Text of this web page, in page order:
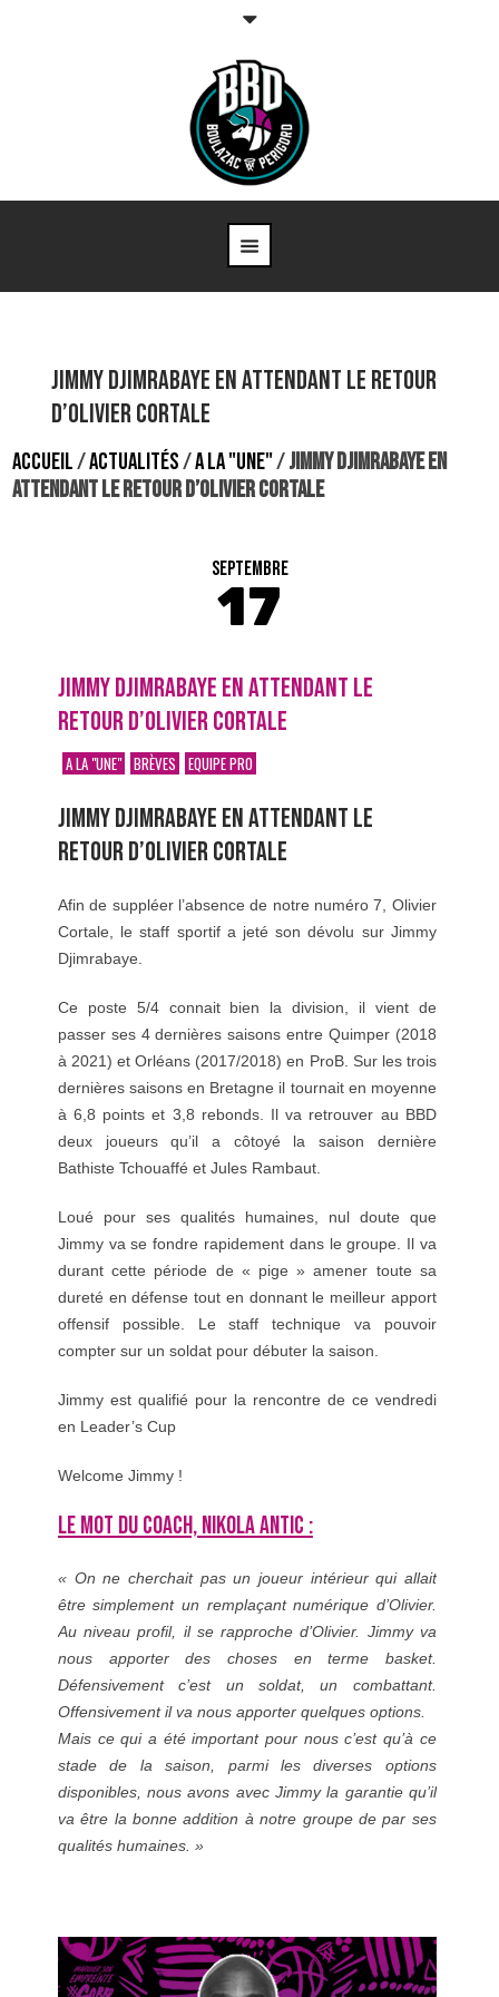
Jimmy Djimrabaye en attendant le retour
d’Olivier Cortale
ACCUEIL/ACTUALITÉS/A LA "UNE"/JIMMY DJIMRABAYE EN
ATTENDANT LE RETOUR D’OLIVIER CORTALE
SEPTEMBRE
17
JIMMY DJIMRABAYE EN ATTENDANT LE
RETOUR D’OLIVIER CORTALE
A LA "UNE" BRÈVES EQUIPE PRO
JIMMY DJIMRABAYE EN ATTENDANT LE
RETOUR D’OLIVIER CORTALE
Afin de suppléer l’absence de notre numéro 7, Olivier
Cortale, le staff sportif a jeté son dévolu sur Jimmy
Djimrabaye.
Ce poste 5/4 connait bien la division, il vient de
passer ses 4 dernières saisons entre Quimper (2018
à 2021) et Orléans (2017/2018) en ProB. Sur les trois
dernières saisons en Bretagne il tournait en moyenne
à 6,8 points et 3,8 rebonds. Il va retrouver au BBD
deux joueurs qu’il a côtoyé la saison dernière
Bathiste Tchouaffé et Jules Rambaut.
Loué pour ses qualités humaines, nul doute que
Jimmy va se fondre rapidement dans le groupe. Il va
durant cette période de « pige » amener toute sa
dureté en défense tout en donnant le meilleur apport
offensif possible. Le staff technique va pouvoir
compter sur un soldat pour débuter la saison.
Jimmy est qualifié pour la rencontre de ce vendredi
en Leader’s Cup
Welcome Jimmy !
LE MOT DU COACH, NIKOLA ANTIC :
« On ne cherchait pas un joueur intérieur qui allait
être simplement un remplaçant numérique d’Olivier.
Au niveau profil, il se rapproche d’Olivier. Jimmy va
nous apporter des choses en terme basket.
Défensivement c’est un soldat, un combattant.
Offensivement il va nous apporter quelques options.
Mais ce qui a été important pour nous c’est qu’à ce
stade de la saison, parmi les diverses options
disponibles, nous avons avec Jimmy la garantie qu’il
va être la bonne addition à notre groupe de par ses
qualités humaines. »